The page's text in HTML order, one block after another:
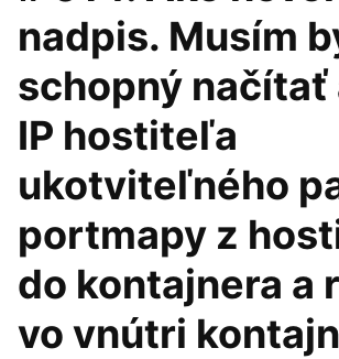
nadpis. Musím
schopný načítať
IP hostiteľa
ukotviteľného
portmapy z
do kontajnera a
vo vnútri